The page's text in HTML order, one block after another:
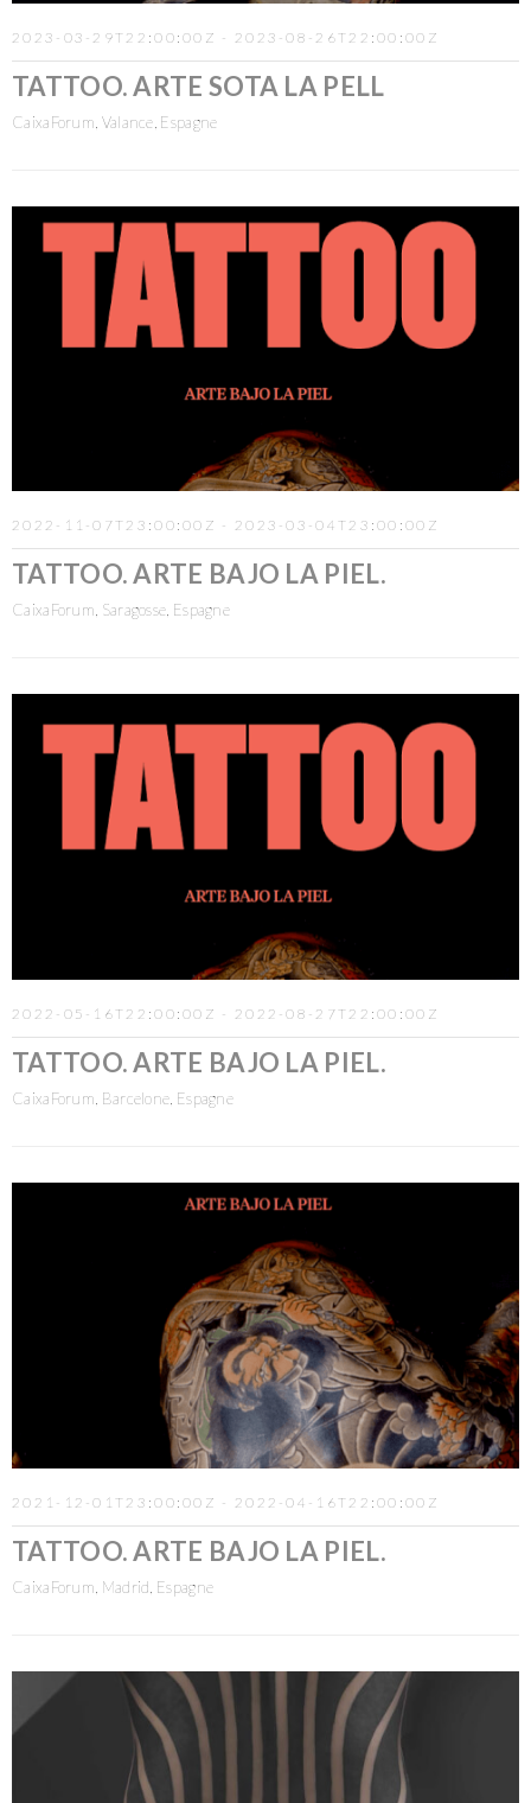
2023-03-29T22:00:00Z - 2023-08-26T22:00:00Z
TATTOO. ARTE SOTA LA PELL
CaixaForum, Valance, Espagne
2022-11-07T23:00:00Z - 2023-03-04T23:00:00Z
TATTOO. ARTE BAJO LA PIEL.
CaixaForum, Saragosse, Espagne
2022-05-16T22:00:00Z - 2022-08-27T22:00:00Z
TATTOO. ARTE BAJO LA PIEL.
CaixaForum, Barcelone, Espagne
2021-12-01T23:00:00Z - 2022-04-16T22:00:00Z
TATTOO. ARTE BAJO LA PIEL.
CaixaForum, Madrid, Espagne